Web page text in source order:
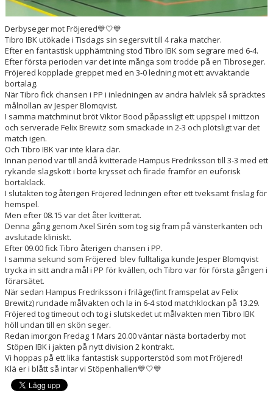
Derbyseger mot Fröjered💙🤍💙
Tibro IBK utökade i Tisdags sin segersvit till 4 raka matcher.
Efter en fantastisk upphämtning stod Tibro IBK som segrare med 6-4.
Efter första perioden var det inte många som trodde på en Tibroseger.
Fröjered kopplade greppet med en 3-0 ledning mot ett avvaktande
bortalag.
När Tibro fick chansen i PP i inledningen av andra halvlek så spräcktes
målnollan av Jesper Blomqvist.
I samma matchminut bröt Viktor Bood påpassligt ett uppspel i mittzon
och serverade Felix Brewitz som smackade in 2-3 och plötsligt var det
match igen.
Och Tibro IBK var inte klara där.
Innan period var till ändå kvitterade Hampus Fredriksson till 3-3 med ett
rykande slagskott i borte krysset och firade framför en euforisk
bortaklack.
I slutakten tog återigen Fröjered ledningen efter ett tveksamt frislag för
hemspel.
Men efter 08.15 var det åter kvitterat.
Denna gång genom Axel Sirén som tog sig fram på vänsterkanten och
avslutade kliniskt.
Efter 09.00 fick Tibro återigen chansen i PP.
I samma sekund som Fröjered blev fulltaliga kunde Jesper Blomqvist
trycka in sitt andra mål i PP för kvällen, och Tibro var för första gången i
förarsätet.
När sedan Hampus Fredriksson i friläge(fint framspelat av Felix
Brewitz) rundade målvakten och la in 6-4 stod matchklockan på 13.29.
Fröjered tog timeout och tog i slutskedet ut målvakten men Tibro IBK
höll undan till en skön seger.
Redan imorgon Fredag 1 Mars 20.00 väntar nästa bortaderby mot
Stöpen IBK i jakten på nytt division 2 kontrakt.
Vi hoppas på ett lika fantastisk supporterstöd som mot Fröjered!
Klä er i blått så intar vi Stöpenhallen💙🤍💙